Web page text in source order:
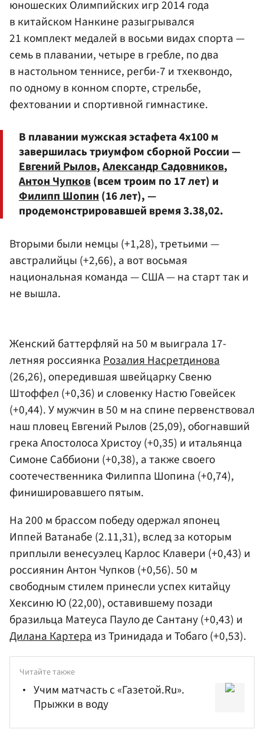
юношеских Олимпийских игр 2014 года
в китайском Нанкине разыгрывался
21 комплект медалей в восьми видах спорта —
семь в плавании, четыре в гребле, по два
в настольном теннисе, регби-7 и тхеквондо,
по одному в конном спорте, стрельбе,
фехтовании и спортивной гимнастике.
В плавании мужская эстафета 4х100 м
завершилась триумфом сборной России —
Евгений Рылов,Александр Садовников,
Антон Чупков(всем троим по 17 лет) и
Филипп Шопин(16 лет), —
продемонстрировавшей время 3.38,02.
Вторыми были немцы (+1,28), третьими —
австралийцы (+2,66), а вот восьмая
национальная команда — США — на старт так и
не вышла.
Женский баттерфляй на 50 м выиграла 17-
летняя россиянкаРозалия Насретдинова
(26,26), опередившая швейцарку Свеню
Штоффел (+0,36) и словенку Настю Говейсек
(+0,44). У мужчин в 50 м на спине первенствовал
наш пловец Евгений Рылов (25,09), обогнавший
грека Апостолоса Христоу (+0,35) и итальянца
Симоне Саббиони (+0,38), а также своего
соотечественника Филиппа Шопина (+0,74),
финишировавшего пятым.
На 200 м брассом победу одержал японец
Иппей Ватанабе (2.11,31), вслед за которым
приплыли венесуэлец Карлос Клавери (+0,43) и
россиянин Антон Чупков (+0,56). 50 м
свободным стилем принесли успех китайцу
Хексиню Ю (22,00), оставившему позади
бразильца Матеуса Пауло де Сантану (+0,43) и
Дилана Картераиз Тринидада и Тобаго (+0,53).
Читайте также
Учим матчасть с «Газетой.Ru».
Прыжки в воду